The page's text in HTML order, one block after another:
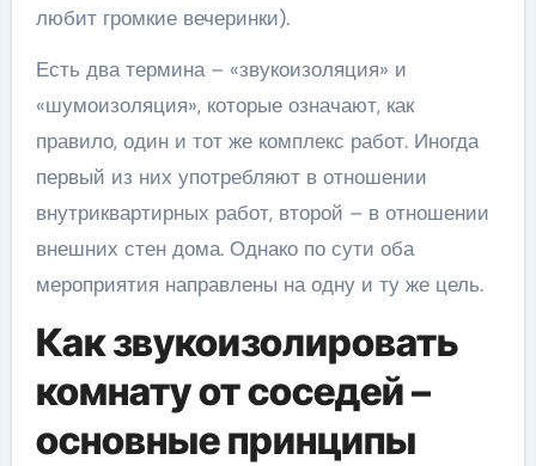
любит громкие вечеринки).
Есть два термина – «звукоизоляция» и
«шумоизоляция», которые означают, как
правило, один и тот же комплекс работ. Иногда
первый из них употребляют в отношении
внутриквартирных работ, второй – в отношении
внешних стен дома. Однако по сути оба
мероприятия направлены на одну и ту же цель.
Как звукоизолировать
комнату от соседей –
основные принципы